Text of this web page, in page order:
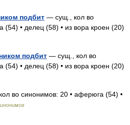
подбит — сущ., кол во
• делец (58) • из вора кроен (20)
подбит — сущ., кол во
• делец (58) • из вора кроен (20)
во синонимов: 20 • аферюга (54) •